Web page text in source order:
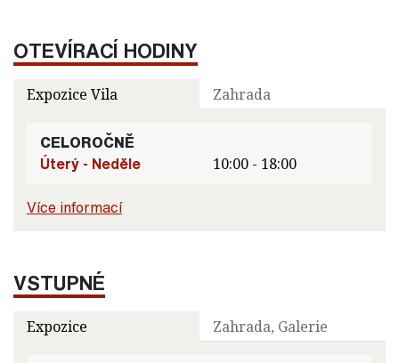
OTEVÍRACÍ HODINY
Expozice Vila Zahrada
CELOROČNĚ
Úterý - Neděle
10:00 - 18:00
Více informací
VSTUPNÉ
Expozice Zahrada, Galerie